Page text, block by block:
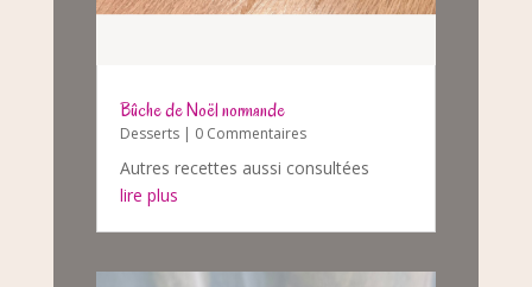
Bûche de Noël normande
Desserts| 0 Commentaires
Autres recettes aussi consultées
lire plus